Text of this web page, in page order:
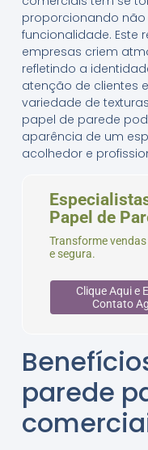
proporcionando
funcionalidade. Este
empresas criem
refletindo a
atenção de clientes
variedade de
papel de parede
aparência de um
acolhedor e
Papel de
Transforme
e segura.
Clique Aqui e
Contato
parede